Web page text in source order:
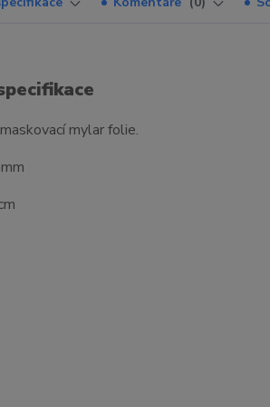
mylar folie.